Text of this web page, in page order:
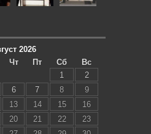
2026
Чт Пт Сб
Вс
1
2
6 7 8
9
13 14 15
16
20 21 22
23